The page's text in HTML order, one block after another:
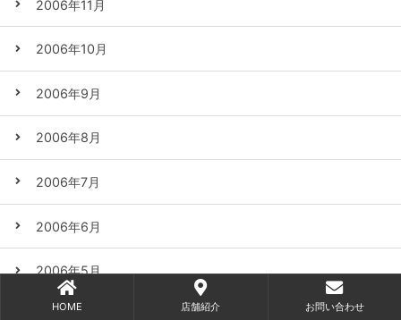
2006年11月
2006年10月
2006年9月
2006年8月
2006年7月
2006年6月
2006年5月
2006年4月
HOME 店舗紹介 お問い合わせ